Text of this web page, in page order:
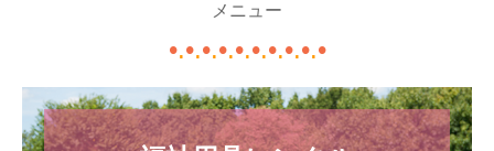
メニュー
•.•.•.•.•.•.•.•.•.•